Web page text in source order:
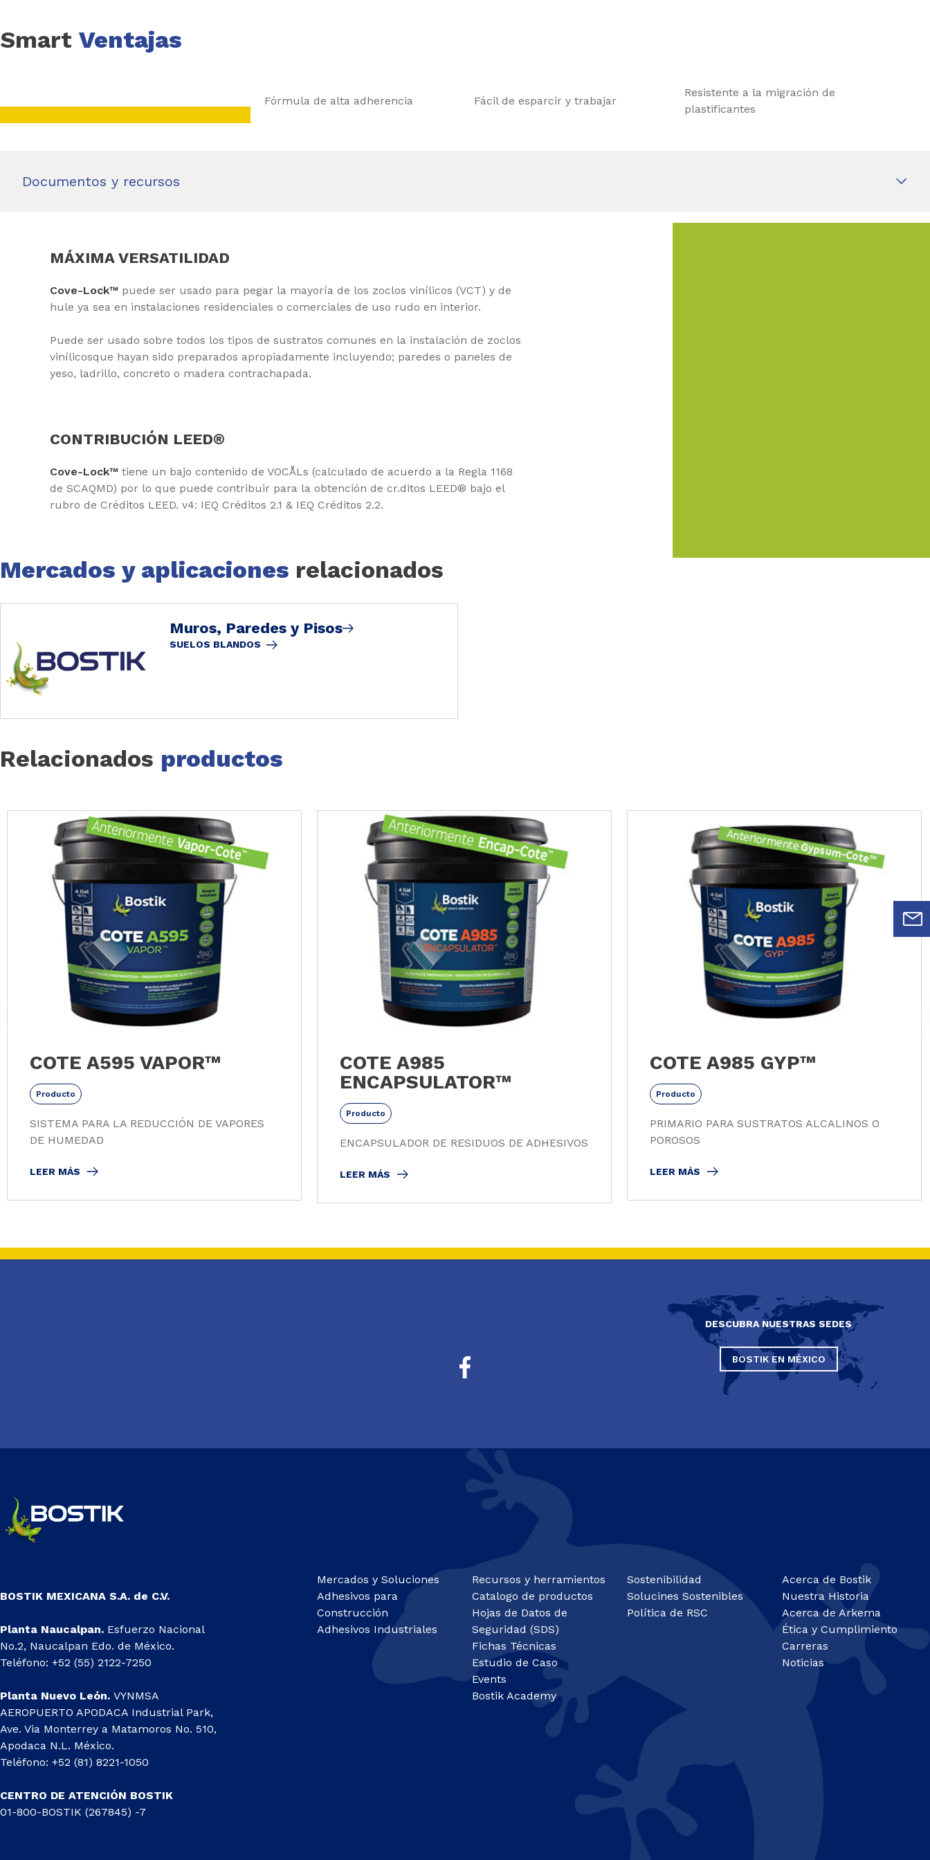
Smart Ventajas
Fórmula de alta adherencia Fácil de esparcir y trabajar
Resistente a la migración de
plastificantes
Documentos y recursos
MÁXIMA VERSATILIDAD
Cove-Lock™ puede ser usado para pegar la mayoría de los zoclos vinílicos (VCT) y de
hule ya sea en instalaciones residenciales o comerciales de uso rudo en interior.
Puede ser usado sobre todos los tipos de sustratos comunes en la instalación de zoclos
vinílicosque hayan sido preparados apropiadamente incluyendo; paredes o paneles de
yeso, ladrillo, concreto o madera contrachapada.
CONTRIBUCIÓN LEED®
Cove-Lock™ tiene un bajo contenido de VOCÅLs (calculado de acuerdo a la Regla 1168
de SCAQMD) por lo que puede contribuir para la obtención de cr.ditos LEED® bajo el
rubro de Créditos LEED. v4: IEQ Créditos 2.1 & IEQ Créditos 2.2.
Mercados y aplicaciones relacionados
Muros, Paredes y Pisos
SUELOS BLANDOS
Relacionados productos
COTE A595 VAPOR™
Producto
SISTEMA PARA LA REDUCCIÓN DE VAPORES
DE HUMEDAD
LEER MÁS
COTE A985
ENCAPSULATOR™
Producto
ENCAPSULADOR DE RESIDUOS DE ADHESIVOS
LEER MÁS
COTE A985 GYP™
Producto
PRIMARIO PARA SUSTRATOS ALCALINOS O
POROSOS
LEER MÁS
DESCUBRA NUESTRAS SEDES
BOSTIK EN MÉXICO
BOSTIK MEXICANA S.A. de C.V.
Planta Naucalpan. Esfuerzo Nacional
No.2, Naucalpan Edo. de México.
Teléfono: +52 (55) 2122-7250
Planta Nuevo León. VYNMSA
AEROPUERTO APODACA Industrial Park,
Ave. Via Monterrey a Matamoros No. 510,
Apodaca N.L. México.
Teléfono: +52 (81) 8221-1050
CENTRO DE ATENCIÓN BOSTIK
01-800-BOSTIK (267845) -7
Mercados y Soluciones
Adhesivos para
Construcción
Adhesivos Industriales
Recursos y herramientos
Catalogo de productos
Hojas de Datos de
Seguridad (SDS)
Fichas Técnicas
Estudio de Caso
Events
Bostik Academy
Sostenibilidad
Solucines Sostenibles
Política de RSC
Acerca de Bostik
Nuestra Historia
Acerca de Arkema
Ética y Cumplimiento
Carreras
Noticias